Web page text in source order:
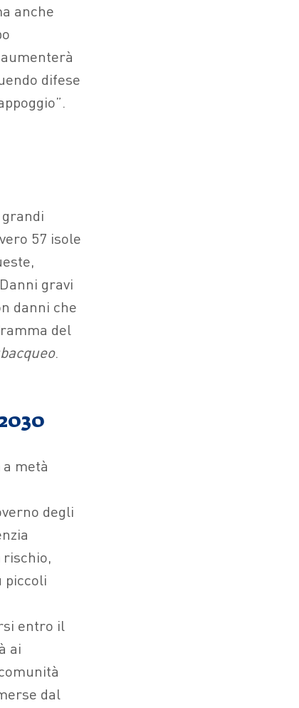
anche
difese
57 isole
gravi
danni che
del
.
metà
degli
piccoli
entro il
ai
dal